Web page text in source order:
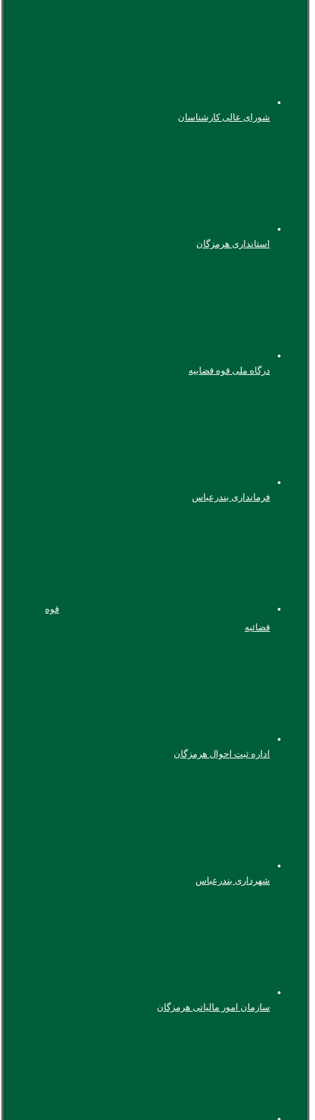
شورای عالی کارشناسان
استانداری هرمزگان
درگاه ملی قوه قضاییه
فرمانداری بندرعباس
قوه
قضائیه
اداره ثبت احوال هرمزگان
شهرداری بندرعباس
سازمان امور مالیاتی هرمزگان